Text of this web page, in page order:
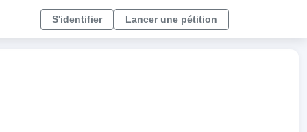
S'identifier Lancer une pétition